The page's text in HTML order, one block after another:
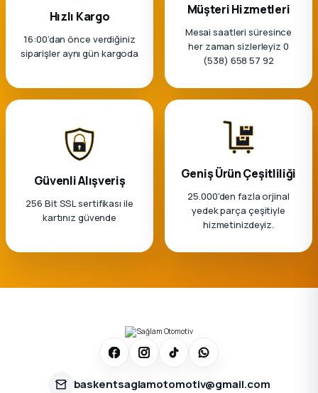
Hızlı Kargo
16:00’dan önce verdiğiniz
siparişler aynı gün kargoda
Müşteri Hizmetleri
Mesai saatleri süresince
her zaman sizlerleyiz 0
(538) 658 57 92
Güvenli Alışveriş
256 Bit SSL sertifikası ile
kartınız güvende
Geniş Ürün Çeşitliliği
25.000'den fazla orjinal
yedek parça çeşitiyle
hizmetinizdeyiz.
baskentsaglamotomotiv@gmail.com